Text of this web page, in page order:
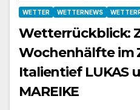
WETTER WETTERNEWS
Wetterrückblick:
Wochenhälfte im
Italientief LUKAS
MAREIKE